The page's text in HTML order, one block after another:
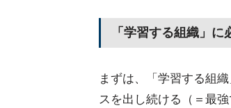
「学習する組織」
まずは、「学習する組
スを出し続ける（＝最